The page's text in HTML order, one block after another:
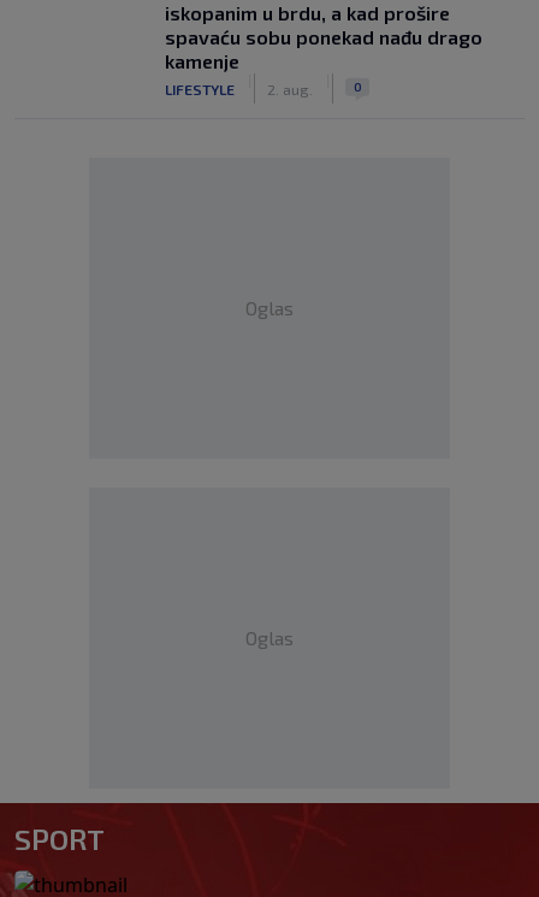
iskopanim u brdu, a kad prošire
spavaću sobu ponekad nađu drago
kamenje
LIFESTYLE 2. aug. 0
Oglas
Oglas
SPORT